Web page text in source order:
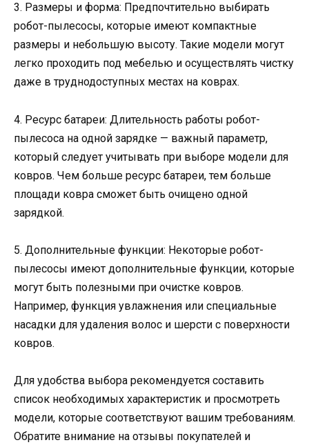
3. Размеры и форма: Предпочтительно выбирать
робот-пылесосы, которые имеют компактные
размеры и небольшую высоту. Такие модели могут
легко проходить под мебелью и осуществлять чистку
даже в труднодоступных местах на коврах.
4. Ресурс батареи: Длительность работы робот-
пылесоса на одной зарядке — важный параметр,
который следует учитывать при выборе модели для
ковров. Чем больше ресурс батареи, тем больше
площади ковра сможет быть очищено одной
зарядкой.
5. Дополнительные функции: Некоторые робот-
пылесосы имеют дополнительные функции, которые
могут быть полезными при очистке ковров.
Например, функция увлажнения или специальные
насадки для удаления волос и шерсти с поверхности
ковров.
Для удобства выбора рекомендуется составить
список необходимых характеристик и просмотреть
модели, которые соответствуют вашим требованиям.
Обратите внимание на отзывы покупателей и